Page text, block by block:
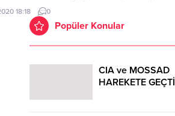
çıktı. Cansız bedenine dokundum” sözleriyle
GENCE’YE SALDIRI ANI
18:18 0
Popüler Konular
CIA ve MOSSAD
HAREKETE GEÇTİ